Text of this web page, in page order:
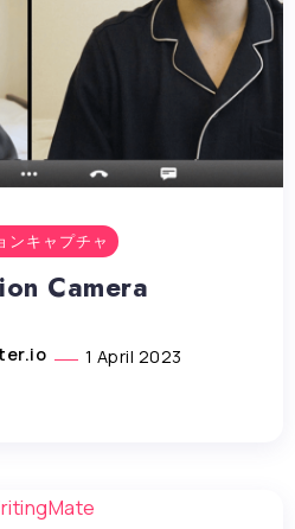
ンキャプチャ
Camera
1 April 2023